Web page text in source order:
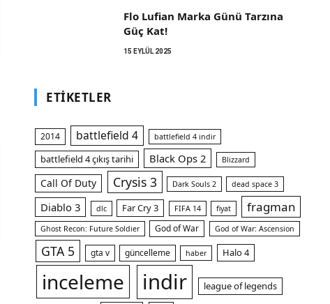
Flo Lufian Marka Günü Tarzına
Güç Kat!
15 EYLÜL 2025
ETIKETLER
2014 battlefield 4 battlefield 4 indir
battlefield 4 çıkış tarihi Black Ops 2 Blizzard
Call Of Duty Crysis 3 Dark Souls 2 dead space 3
Diablo 3 dlc Far Cry 3 FIFA 14 fiyat fragman
Ghost Recon: Future Soldier God of War God of War: Ascension
GTA 5 gta v güncelleme haber Halo 4
inceleme indir league of legends